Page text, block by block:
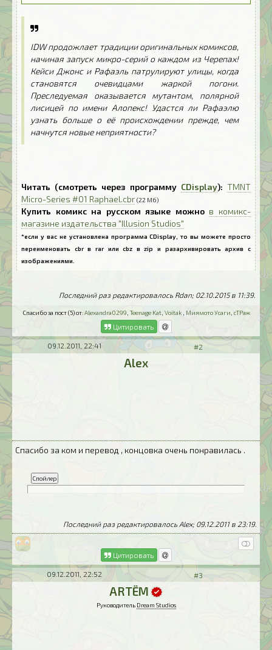
IDW продожлает традиции оригинальных комиксов,
начиная запуск микро-серий о каждом из Черепах!
Кейси Джонс и Рафаэль патрулируют улицы, когда
становятся очевидцами жаркой погони.
Преследуемая оказывается мутантом, полярной
лисицей по имени Алопекс! Удастся ли Рафаэлю
узнать больше о её происхождении прежде, чем
начнутся новые неприятности?
Читать (смотреть через программу CDisplay): TMNT
Micro-Series #01 Raphael.cbr (22 Мб)
Купить комикс на русском языке можно в комикс-
магазине издательства "Illusion Studios"
*если у вас не установлена программа CDisplay, то вы можете просто
переименовать cbr в rar или cbz в zip и разархивировать архив с
изображениями.
Последний раз редактировалось Rdan; 02.10.2015 в 11:39.
Спасибо за пост (5) от: Alexandra0299 Teenage Kat, Voitak Миямото Усаги сТРаж
Цитировать
09.12.2011, 22:41 #2
Alex
Спасибо за ком и перевод , концовка очень понравилась .
Последний раз редактировалось Alex; 09.12.2011 в 23:19.
Цитировать
09.12.2011, 22:52 #3
ARTЁM
Руководитель Dream Studios